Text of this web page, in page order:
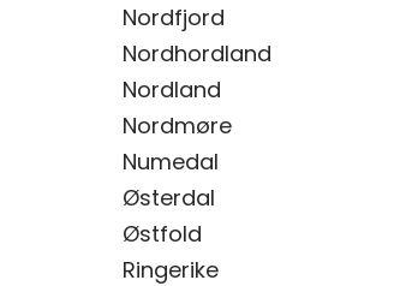
Nordfjord
Nordhordland
Nordland
Nordmøre
Numedal
Østerdal
Østfold
Ringerike